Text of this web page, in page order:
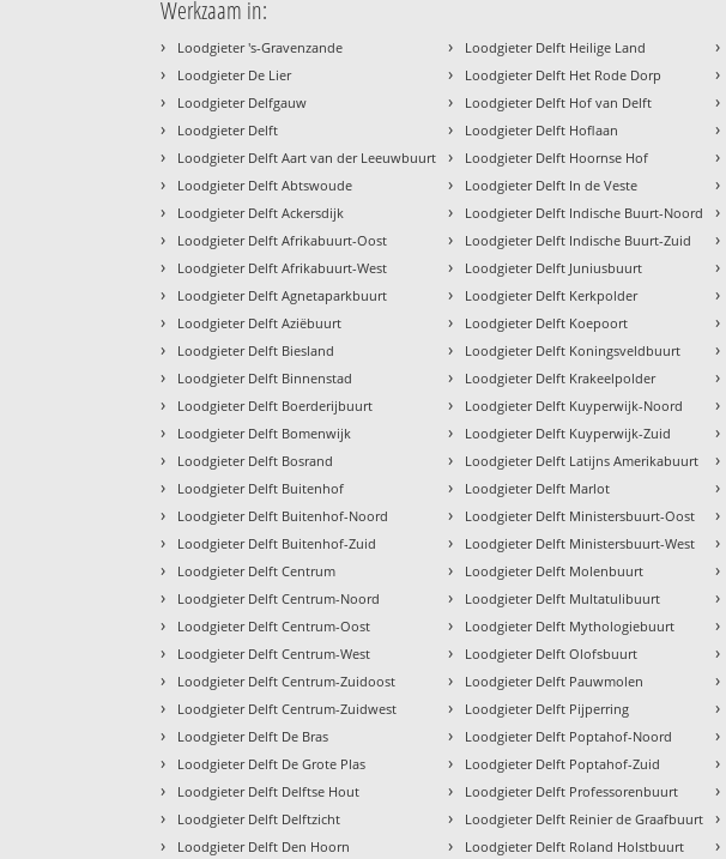
Werkzaam in:
› Loodgieter 's-Gravenzande
› Loodgieter De Lier
› Loodgieter Delfgauw
› Loodgieter Delft
› Loodgieter Delft Aart van der Leeuwbuurt
› Loodgieter Delft Abtswoude
› Loodgieter Delft Ackersdijk
› Loodgieter Delft Afrikabuurt-Oost
› Loodgieter Delft Afrikabuurt-West
› Loodgieter Delft Agnetaparkbuurt
› Loodgieter Delft Aziëbuurt
› Loodgieter Delft Biesland
› Loodgieter Delft Binnenstad
› Loodgieter Delft Boerderijbuurt
› Loodgieter Delft Bomenwijk
› Loodgieter Delft Bosrand
› Loodgieter Delft Buitenhof
› Loodgieter Delft Buitenhof-Noord
› Loodgieter Delft Buitenhof-Zuid
› Loodgieter Delft Centrum
› Loodgieter Delft Centrum-Noord
› Loodgieter Delft Centrum-Oost
› Loodgieter Delft Centrum-West
› Loodgieter Delft Centrum-Zuidoost
› Loodgieter Delft Centrum-Zuidwest
› Loodgieter Delft De Bras
› Loodgieter Delft De Grote Plas
› Loodgieter Delft Delftse Hout
› Loodgieter Delft Delftzicht
› Loodgieter Delft Den Hoorn
› Loodgieter Delft Heilige Land
› Loodgieter Delft Het Rode Dorp
› Loodgieter Delft Hof van Delft
› Loodgieter Delft Hoflaan
› Loodgieter Delft Hoornse Hof
› Loodgieter Delft In de Veste
› Loodgieter Delft Indische Buurt-Noord
› Loodgieter Delft Indische Buurt-Zuid
› Loodgieter Delft Juniusbuurt
› Loodgieter Delft Kerkpolder
› Loodgieter Delft Koepoort
› Loodgieter Delft Koningsveldbuurt
› Loodgieter Delft Krakeelpolder
› Loodgieter Delft Kuyperwijk-Noord
› Loodgieter Delft Kuyperwijk-Zuid
› Loodgieter Delft Latijns Amerikabuurt
› Loodgieter Delft Marlot
› Loodgieter Delft Ministersbuurt-Oost
› Loodgieter Delft Ministersbuurt-West
› Loodgieter Delft Molenbuurt
› Loodgieter Delft Multatulibuurt
› Loodgieter Delft Mythologiebuurt
› Loodgieter Delft Olofsbuurt
› Loodgieter Delft Pauwmolen
› Loodgieter Delft Pijperring
› Loodgieter Delft Poptahof-Noord
› Loodgieter Delft Poptahof-Zuid
› Loodgieter Delft Professorenbuurt
› Loodgieter Delft Reinier de Graafbuurt
› Loodgieter Delft Roland Holstbuurt
›
›
›
›
›
›
›
›
›
›
›
›
›
›
›
›
›
›
›
›
›
›
›
›
›
›
›
›
›
›